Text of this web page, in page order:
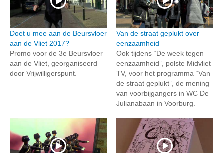
Doet u mee aan de Beursvloer
aan de Vliet 2017?
Promo voor de 3e Beursvloer
aan de Vliet, georganiseerd
door Vrijwilligerspunt.
Van de straat geplukt over
eenzaamheid
Ook tijdens “De week tegen
eenzaamheid”, polste Midvliet
TV, voor het programma “Van
de straat geplukt”, de mening
van voorbijgangers in WC De
Julianabaan in Voorburg.